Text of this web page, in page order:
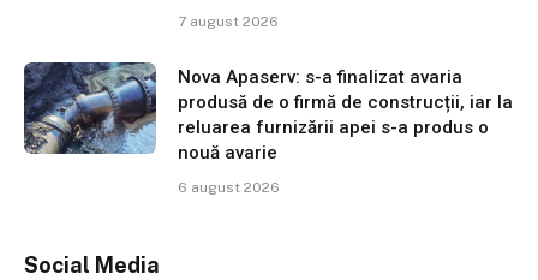
7 august 2026
Nova Apaserv: s-a finalizat avaria
produsă de o firmă de construcții, iar la
reluarea furnizării apei s-a produs o
nouă avarie
6 august 2026
Social Media